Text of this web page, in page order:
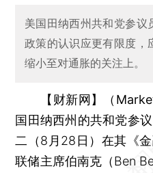
美国田纳西州共和党参议
政策的认识应更有限度，
缩小至对通胀的关注上。
【财新网】（
国田纳西州的共和党参
二（8月28日）在其《
联储主席伯南克（Ben